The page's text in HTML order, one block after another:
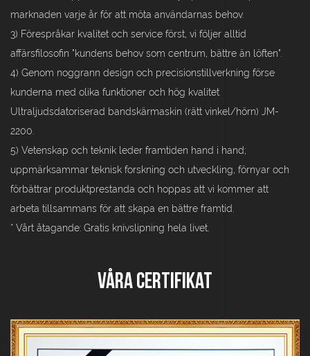
marknaden varje år för att möta användarnas behov.
3) Förespråkar kvalitet och service först, vi följer alltid
affärsfilosofin "kundens behov som centrum, bättre än löften".
4) Genom noggrann design och precisionstillverkning förse
kunderna med olika funktioner och hög kvalitet
Ultraljudsdatoriserad bandskärmaskin (rätt vinkel/hörn) JM-
2200.
5) Vetenskap och teknik leder framtiden hand i hand;
uppmärksammar teknisk forskning och utveckling, förnyar och
förbättrar produktprestanda och hoppas att vi kommer att
arbeta tillsammans för att skapa en bättre framtid.
* Vårt åtagande: Gratis knivslipning hela livet.
Våra certifikat